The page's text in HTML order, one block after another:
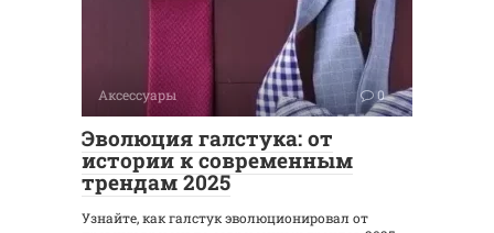
Аксессуары 0
Эволюция галстука: от
истории к современным
трендам 2025
Узнайте, как галстук эволюционировал от